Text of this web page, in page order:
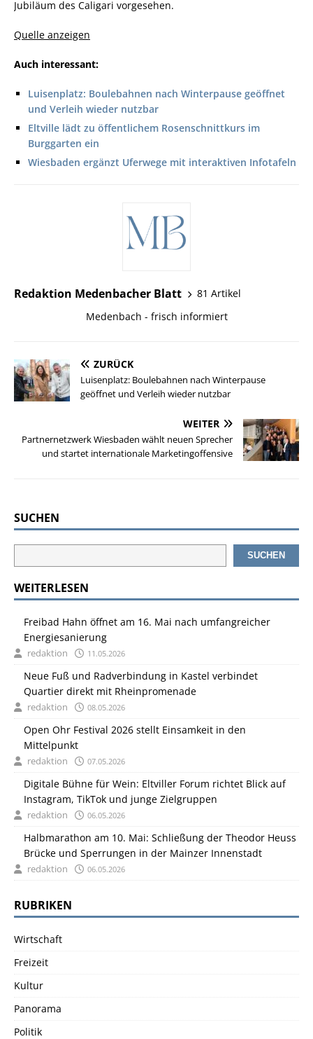
Jubiläum des Caligari vorgesehen.
Quelle anzeigen
Auch interessant:
Luisenplatz: Boulebahnen nach Winterpause geöffnet
und Verleih wieder nutzbar
Eltville lädt zu öffentlichem Rosenschnittkurs im
Burggarten ein
Wiesbaden ergänzt Uferwege mit interaktiven Infotafeln
Redaktion Medenbacher Blatt
81 Artikel
Medenbach - frisch informiert
ZURÜCK
Luisenplatz: Boulebahnen nach Winterpause
geöffnet und Verleih wieder nutzbar
WEITER
Partnernetzwerk Wiesbaden wählt neuen Sprecher
und startet internationale Marketingoffensive
SUCHEN
SUCHEN
WEITERLESEN
Freibad Hahn öffnet am 16. Mai nach umfangreicher
Energiesanierung
redaktion 11.05.2026
Neue Fuß und Radverbindung in Kastel verbindet
Quartier direkt mit Rheinpromenade
redaktion 08.05.2026
Open Ohr Festival 2026 stellt Einsamkeit in den
Mittelpunkt
redaktion 07.05.2026
Digitale Bühne für Wein: Eltviller Forum richtet Blick auf
Instagram, TikTok und junge Zielgruppen
redaktion 06.05.2026
Halbmarathon am 10. Mai: Schließung der Theodor Heuss
Brücke und Sperrungen in der Mainzer Innenstadt
redaktion 06.05.2026
RUBRIKEN
Wirtschaft
Freizeit
Kultur
Panorama
Politik